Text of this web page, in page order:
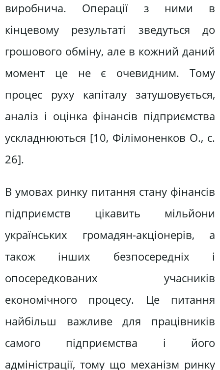
виробнича. Операції з ними в
кінцевому результаті зведуться до
грошового обміну, але в кожний даний
момент це не є очевидним. Тому
процес руху капіталу затушовується,
аналіз і оцінка фінансів підприємства
ускладнюються [10, Філімоненков О., c.
26].
В умовах ринку питання стану фінансів
підприємств цікавить мільйони
українських громадян-акціонерів, а
також інших безпосередніх і
опосередкованих учасників
економічного процесу. Це питання
найбільш важливе для працівників
самого підприємства і його
адміністрації, тому що механізм ринку